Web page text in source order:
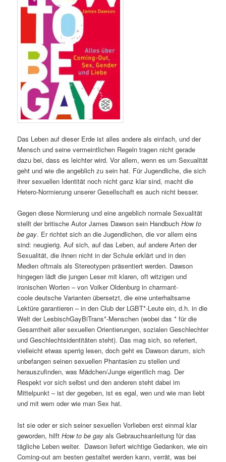
Das Leben auf dieser Erde ist alles andere als einfach, und der
Mensch und seine vermeintlichen Regeln tragen nicht gerade
dazu bei, dass es leichter wird. Vor allem, wenn es um Sexualität
geht und wie die angeblich zu sein hat. Für Jugendliche, die sich
ihrer sexuellen Identität noch nicht ganz klar sind, macht die
Hetero-Normierung unserer Gesellschaft es auch nicht besser.
Gegen diese Normierung und eine angeblich normale Sexualität
stellt der britische Autor James Dawson sein HandbuchHow to
be gay. Er richtet sich an die Jugendlichen, die vor allem eins
sind: neugierig. Auf sich, auf das Leben, auf andere Arten der
Sexualität, die ihnen nicht in der Schule erklärt und in den
Medien oftmals als Stereotypen präsentiert werden. Dawson
hingegen lädt die jungen Leser mit klaren, oft witzigen und
ironischen Worten – von Volker Oldenburg in charmant-
coole deutsche Varianten übersetzt, die eine unterhaltsame
Lektüre garantieren – in den Club der LGBT*-Leute ein, d.h. in die
Welt der LesbischGayBiTrans*-Menschen (wobei das * für die
Gesamtheit aller sexuellen Orientierungen, sozialen Geschlechter
und Geschlechtsidentitäten steht). Das mag sich, so referiert,
vielleicht etwas sperrig lesen, doch geht es Dawson darum, sich
unbefangen seinen sexuellen Phantasien zu stellen und
herauszufinden, was Mädchen/Junge eigentlich mag. Der
Respekt vor sich selbst und den anderen steht dabei im
Mittelpunkt – ist der gegeben, ist es egal, wen und wie man liebt
und mit wem oder wie man Sex hat.
Ist sie oder er sich seiner sexuellen Vorlieben erst einmal klar
geworden, hilftHow to be gay als Gebrauchsanleitung für das
tägliche Leben weiter. Dawson liefert wichtige Gedanken, wie ein
Coming-out am besten gestaltet werden kann, verrät, was bei